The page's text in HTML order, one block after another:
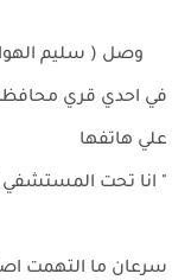
وصل ( سليم
في احدي قري
علي هاتفها
" انا تحت المستشفي
سرعان ما التهمت